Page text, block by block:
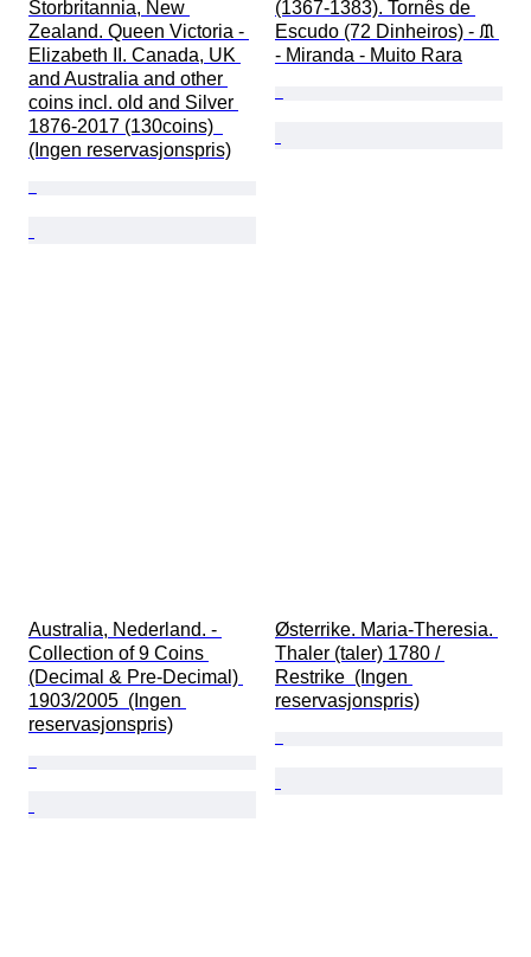
Storbritannia, New
Zealand. Queen Victoria -
Elizabeth II. Canada, UK
and Australia and other
coins incl. old and Silver
1876-2017 (130coins)
(Ingen reservasjonspris)
(1367-1383). Tornês de
Escudo (72 Dinheiros) - ᙢ
- Miranda - Muito Rara
Australia, Nederland. -
Collection of 9 Coins
(Decimal & Pre-Decimal)
1903/2005  (Ingen
reservasjonspris)
Østerrike. Maria-Theresia.
Thaler (taler) 1780 /
Restrike  (Ingen
reservasjonspris)